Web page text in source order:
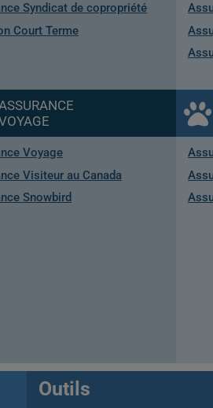
Syndicat de copropriété
Court Terme
Voyage
Visiteur au Canada
Snowbird
Outils